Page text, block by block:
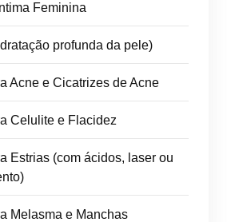
Feminina
profunda da pele)
Acne e Cicatrizes de Acne
Celulite e Flacidez
Estrias (com ácidos, laser ou
Melasma e Manchas